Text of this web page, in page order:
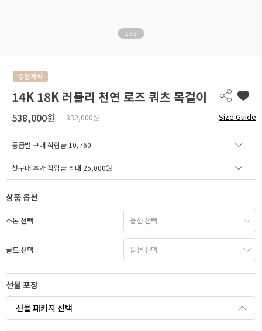
1 / 3
14K 18K 러블리 천연 로즈 쿼츠 목걸이
538,000원 832,000원 Size Guide
등급별 구매 적립금 10,760
첫구매 추가 적립금 최대 25,000원
상품 옵션
스톤 선택
골드 선택
선물 포장
선물 패키지 선택